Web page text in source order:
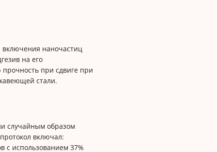
включения наночастиц
на его
при сдвиге при
стали.
случайным образом
включал:
с использованием 37%